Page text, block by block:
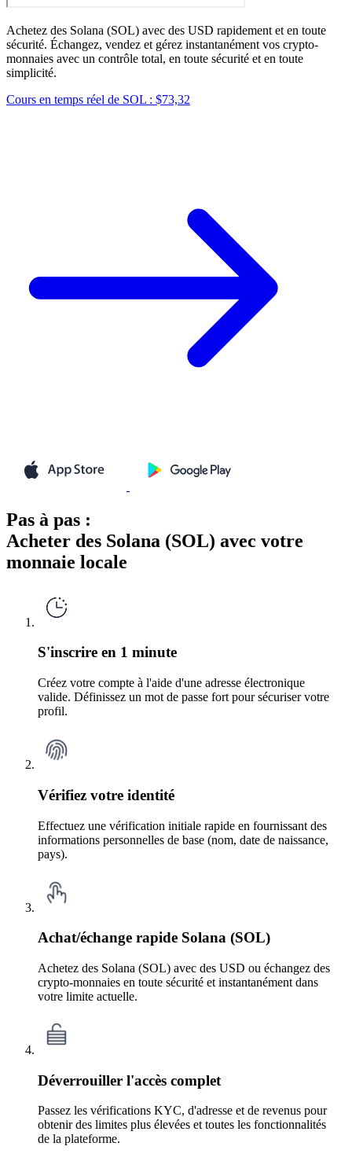
Achetez des Solana (SOL) avec des USD rapidement et en toute
sécurité. Échangez, vendez et gérez instantanément vos crypto-
monnaies avec un contrôle total, en toute sécurité et en toute
simplicité.
Cours en temps réel de SOL : $73,32
Pas à pas :
Acheter des Solana (SOL) avec votre
monnaie locale
S'inscrire en 1 minute
Créez votre compte à l'aide d'une adresse électronique
valide. Définissez un mot de passe fort pour sécuriser votre
profil.
Vérifiez votre identité
Effectuez une vérification initiale rapide en fournissant des
informations personnelles de base (nom, date de naissance,
pays).
Achat/échange rapide Solana (SOL)
Achetez des Solana (SOL) avec des USD ou échangez des
crypto-monnaies en toute sécurité et instantanément dans
votre limite actuelle.
Déverrouiller l'accès complet
Passez les vérifications KYC, d'adresse et de revenus pour
obtenir des limites plus élevées et toutes les fonctionnalités
de la plateforme.